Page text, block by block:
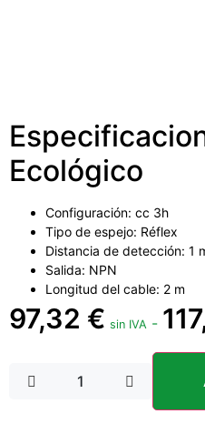
Ecológico
Configuración: cc 3h
Tipo de espejo: Réflex
Distancia de detección: 1
Salida: NPN
Longitud del cable: 2 m
97,32 € sin IVA -